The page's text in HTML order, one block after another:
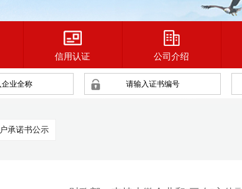
信用认证 公司介绍
承诺书公示